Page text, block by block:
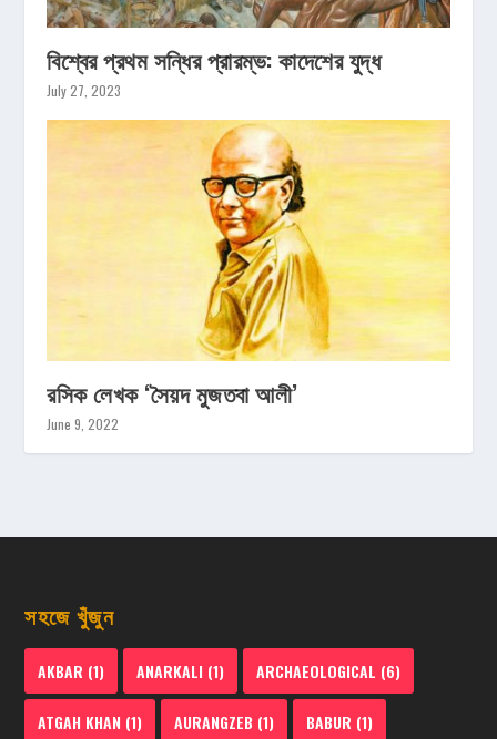
বিশ্বের প্রথম সন্ধির প্রারম্ভ: কাদেশের যুদ্ধ
July 27, 2023
রসিক লেখক ‘সৈয়দ মুজতবা আলী’
June 9, 2022
সহজে খুঁজুন
AKBAR (1) ANARKALI (1) ARCHAEOLOGICAL (6)
ATGAH KHAN (1) AURANGZEB (1) BABUR (1)